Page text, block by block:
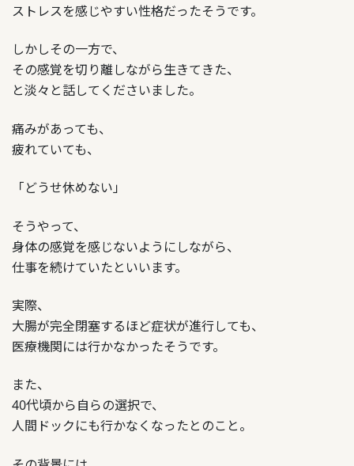
ストレスを感じやすい性格だったそうです。
しかしその一方で、
その感覚を切り離しながら生きてきた、
と淡々と話してくださいました。
痛みがあっても、
疲れていても、
「どうせ休めない」
そうやって、
身体の感覚を感じないようにしながら、
仕事を続けていたといいます。
実際、
大腸が完全閉塞するほど症状が進行しても、
医療機関には行かなかったそうです。
また、
40代頃から自らの選択で、
人間ドックにも行かなくなったとのこと。